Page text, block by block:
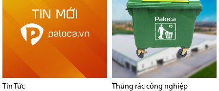
Tin Tức Thùng rác công nghiệp